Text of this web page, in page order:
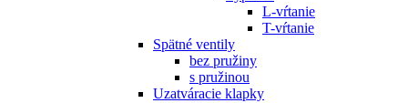
L-vŕtanie
T-vŕtanie
Spätné ventily
bez pružiny
s pružinou
Uzatváracie klapky